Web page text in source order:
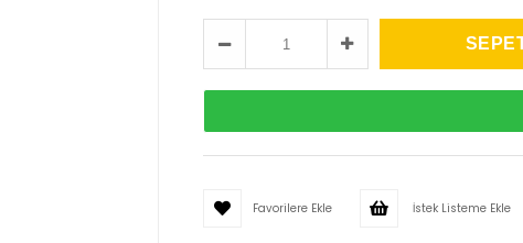
Favorilere Ekle İstek Listeme Ekle